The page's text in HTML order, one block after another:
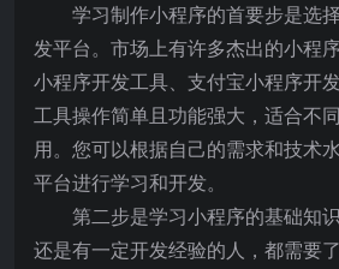
学习制作小程序的首要步是选
发平台。市场上有许多杰出的小程
小程序开发工具、支付宝小程序开
工具操作简单且功能强大，适合不
用。您可以根据自己的需求和技术
平台进行学习和开发。
第二步是学习小程序的基础知
还是有一定开发经验的人，都需要